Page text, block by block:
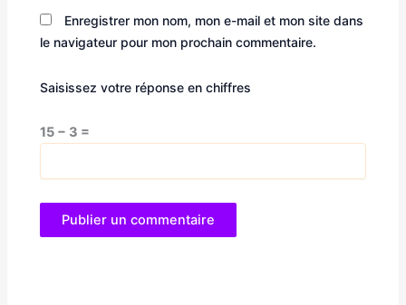
Enregistrer mon nom, mon e-mail et mon site dans
le navigateur pour mon prochain commentaire.
Saisissez votre réponse en chiffres
15 − 3 =